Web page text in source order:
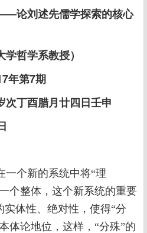
论刘述先儒学探索的核心
哲学系教授）
年第7期
次丁酉腊月廿四日壬申
一个新的系统中将“理
个整体，这个新系统的重要
实体性、绝对性，使得“分
体论地位，这样，“分殊”的